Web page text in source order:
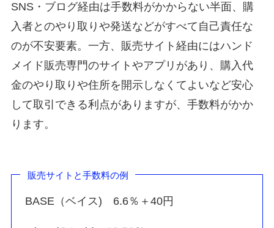
SNS・ブログ経由は手数料がかからない半面、購
入者とのやり取りや発送などがすべて自己責任な
のが不安要素。一方、販売サイト経由にはハンド
メイド販売専門のサイトやアプリがあり、購入代
金のやり取りや住所を開示しなくてよいなど安心
して取引できる利点がありますが、手数料がかか
ります。
販売サイトと手数料の例
BASE（ベイス) 6.6％＋40円